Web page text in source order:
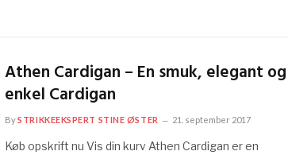
Athen Cardigan – En smuk, elegant og
enkel Cardigan
BySTRIKKEEKSPERT STINE ØSTER 21. september 2017
Køb opskrift nu Vis din kurv Athen Cardigan er en